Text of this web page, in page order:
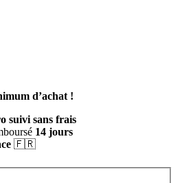
d’achat !
suivi sans frais
14 jours
🇫🇷